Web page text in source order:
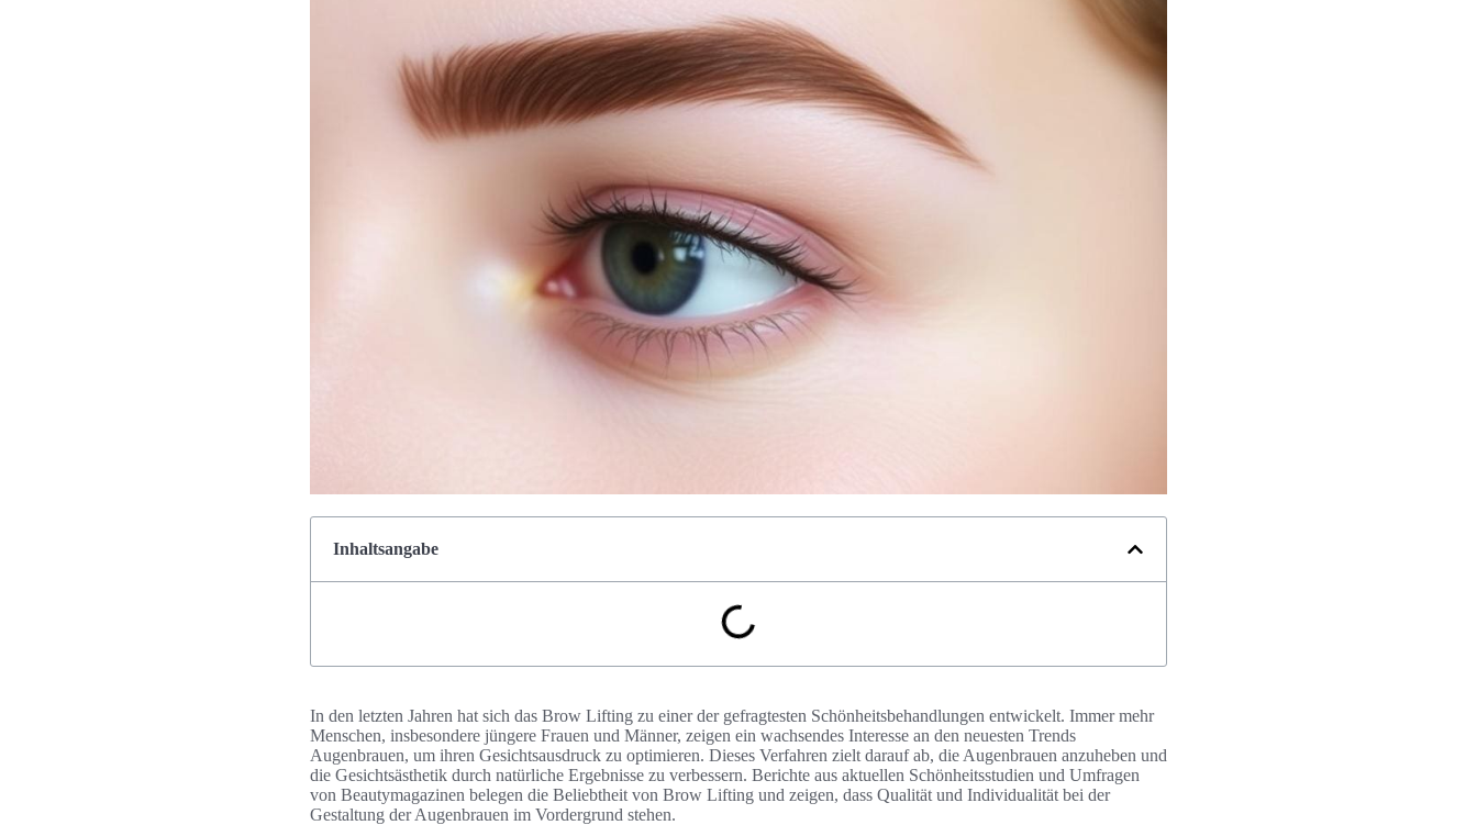
Inhaltsangabe
In den letzten Jahren hat sich das Brow Lifting zu einer der gefragtesten Schönheitsbehandlungen entwickelt. Immer mehr
Menschen, insbesondere jüngere Frauen und Männer, zeigen ein wachsendes Interesse an den neuesten Trends
Augenbrauen, um ihren Gesichtsausdruck zu optimieren. Dieses Verfahren zielt darauf ab, die Augenbrauen anzuheben und
die Gesichtsästhetik durch natürliche Ergebnisse zu verbessern. Berichte aus aktuellen Schönheitsstudien und Umfragen
von Beautymagazinen belegen die Beliebtheit von Brow Lifting und zeigen, dass Qualität und Individualität bei der
Gestaltung der Augenbrauen im Vordergrund stehen.